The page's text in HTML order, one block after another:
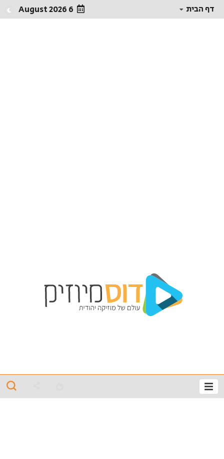
דף הבית 6 August 2026